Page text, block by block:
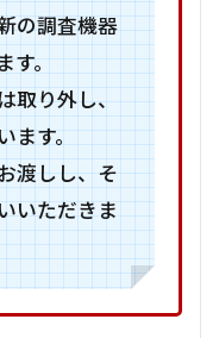
の調査機器
す。
取り外し、
ます。
渡しし、そ
いただきま